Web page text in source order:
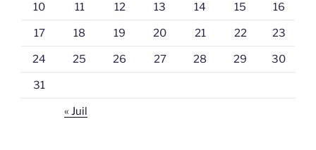
10 11 12 13 14 15 16
17 18 19 20 21 22 23
24 25 26 27 28 29 30
31
« Juil